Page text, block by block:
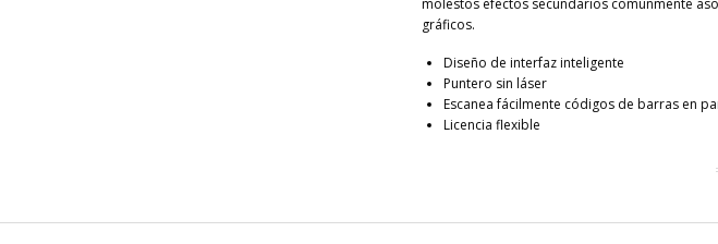
molestos efectos secundarios comúnmente
gráficos.
Diseño de interfaz inteligente
Puntero sin láser
Escanea fácilmente códigos de barras en
Licencia flexible